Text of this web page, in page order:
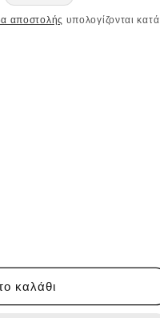
αποστολής υπολογίζονται κατά
καλάθι